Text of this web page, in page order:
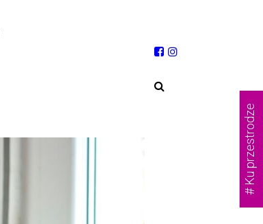
# Ku przestrodze